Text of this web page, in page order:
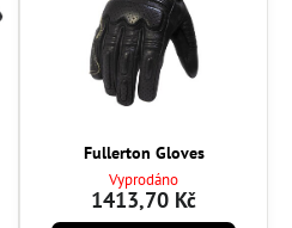
Fullerton Gloves
Vyprodáno
1413,70 Kč